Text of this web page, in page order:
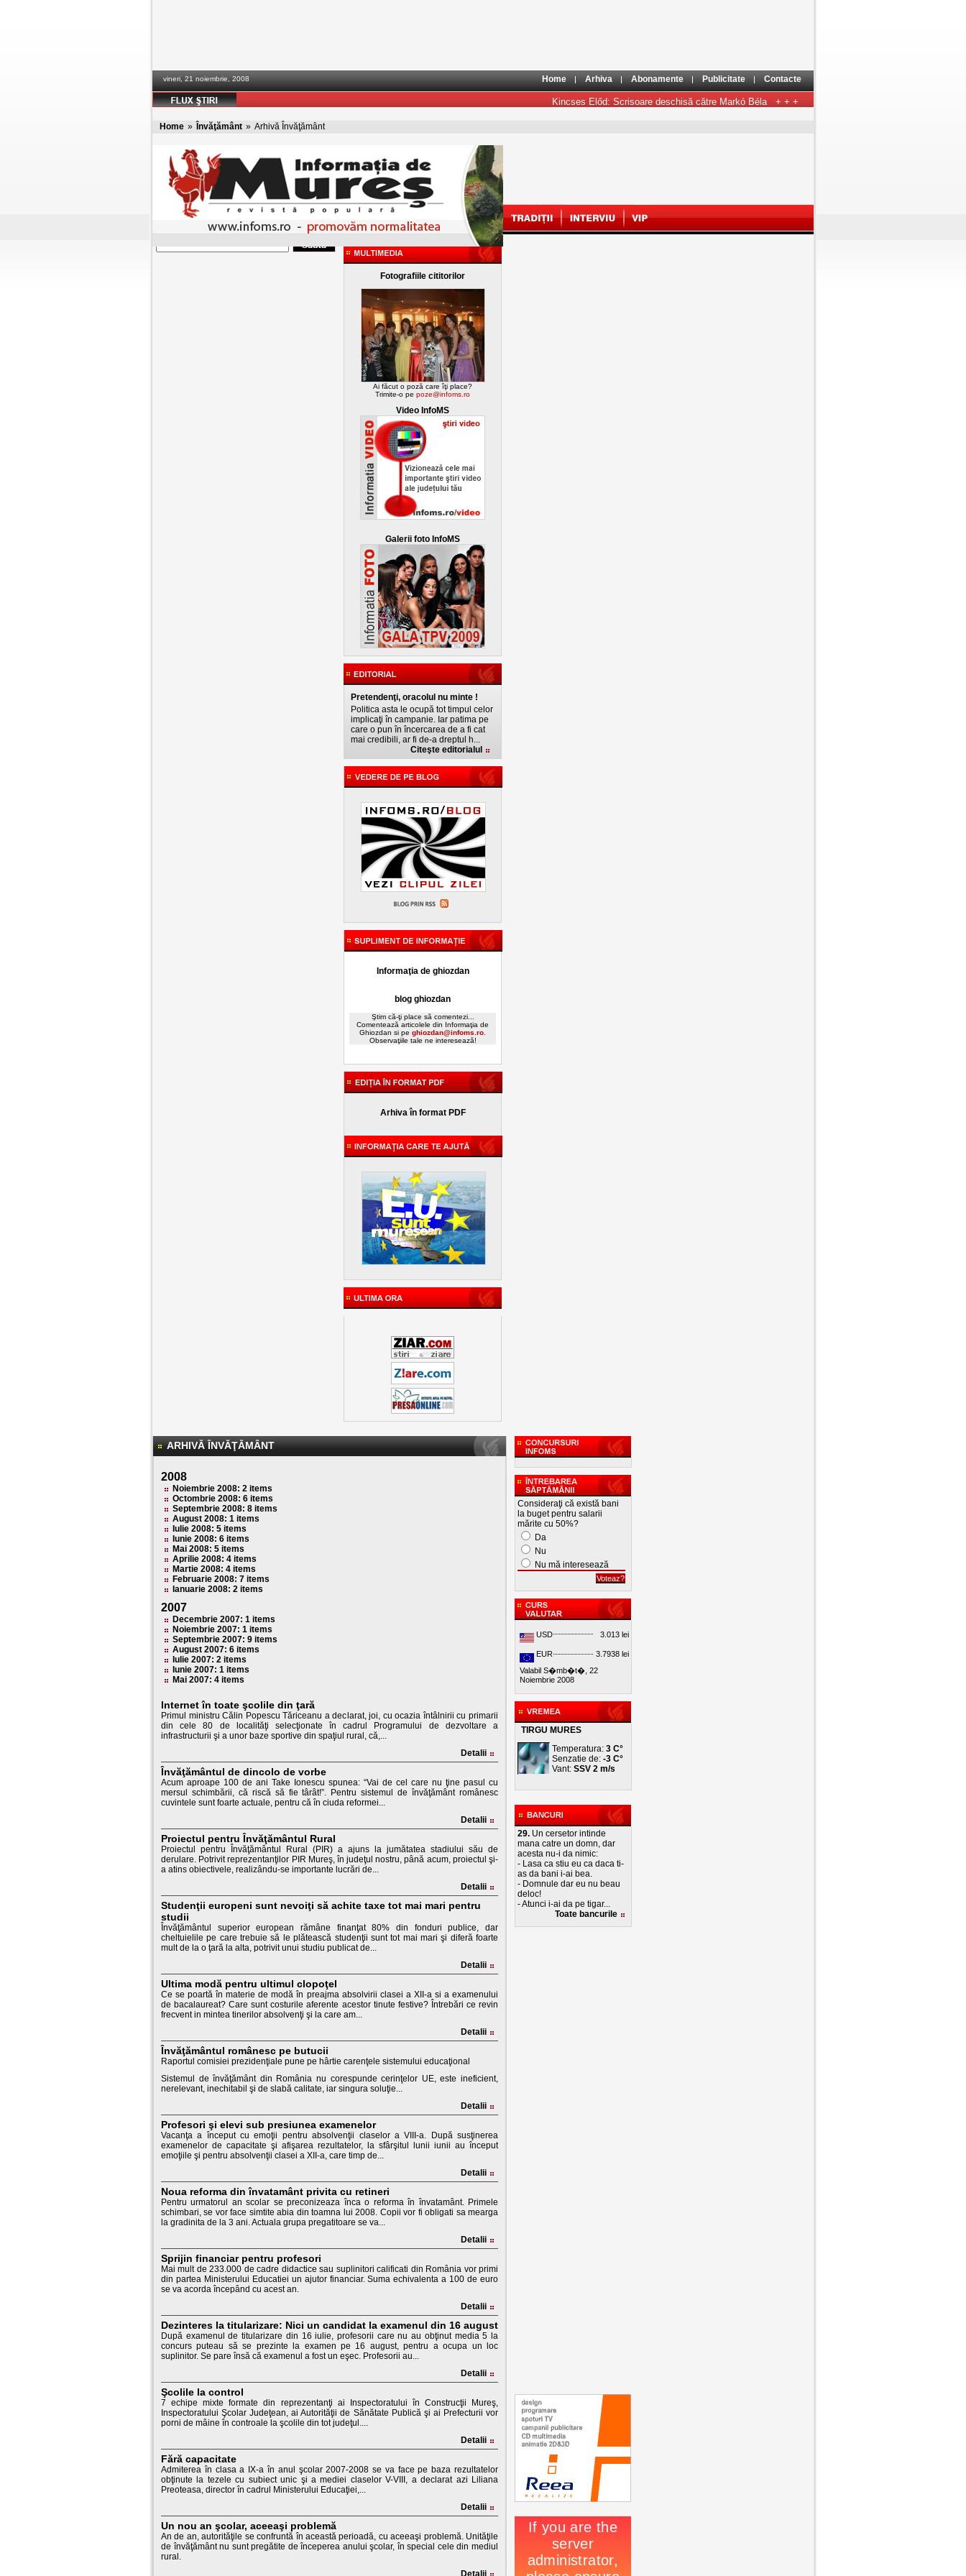
vineri, 21 noiembrie, 2008 Home Arhiva Abonamente Publicitate Contacte
Kincses Előd: Scrisoare deschisă către Markó Béla+ + + Horoscop - 18 noiembrie
Home » Învăţământ » Arhivă Învăţământ
Fotografiile cititorilor
Ai făcut o poză care îţi place?
Trimite-o pe poze@infoms.ro
Video InfoMS
Galerii foto InfoMS
Pretendenţi, oracolul nu minte !
Politica asta le ocupă tot timpul celor
implicaţi în campanie. Iar patima pe
care o pun în încercarea de a fi cat
mai credibili, ar fi de-a dreptul h...
Citeşte editorialul
Informaţia de ghiozdan
blog ghiozdan
Ştim că-ţi place să comentezi...
Comentează articolele din Informaţia de
Ghiozdan si pe ghiozdan@infoms.ro
Observaţiile tale ne interesează!
Arhiva în format PDF
ARHIVĂ ÎNVĂŢĂMÂNT
2008
Noiembrie 2008: 2 items
Octombrie 2008: 6 items
Septembrie 2008: 8 items
August 2008: 1 items
Iulie 2008: 5 items
Iunie 2008: 6 items
Mai 2008: 5 items
Aprilie 2008: 4 items
Martie 2008: 4 items
Februarie 2008: 7 items
Ianuarie 2008: 2 items
2007
Decembrie 2007: 1 items
Noiembrie 2007: 1 items
Septembrie 2007: 9 items
August 2007: 6 items
Iulie 2007: 2 items
Iunie 2007: 1 items
Mai 2007: 4 items
Internet în toate şcolile din ţară
Primul ministru Călin Popescu Tăriceanu a declarat, joi, cu ocazia întâlnirii cu primarii
din cele 80 de localităţi selecţionate în cadrul Programului de dezvoltare a
infrastructurii şi a unor baze sportive din spaţiul rural, că,...
Detalii
Învăţământul de dincolo de vorbe
Acum aproape 100 de ani Take Ionescu spunea: “Vai de cel care nu ţine pasul cu
mersul schimbării, că riscă să fie târât!”. Pentru sistemul de învăţământ românesc
cuvintele sunt foarte actuale, pentru că în ciuda reformei...
Detalii
Proiectul pentru Învăţământul Rural
Proiectul pentru Învăţământul Rural (PIR) a ajuns la jumătatea stadiului său de
derulare. Potrivit reprezentanţilor PIR Mureş, în judeţul nostru, până acum, proiectul şi-
a atins obiectivele, realizându-se importante lucrări de...
Detalii
Studenţii europeni sunt nevoiţi să achite taxe tot mai mari pentru
studii
Învăţământul superior european rămâne finanţat 80% din fonduri publice, dar
cheltuielile pe care trebuie să le plătească studenţii sunt tot mai mari şi diferă foarte
mult de la o ţară la alta, potrivit unui studiu publicat de...
Detalii
Ultima modă pentru ultimul clopoţel
Ce se poartă în materie de modă în preajma absolvirii clasei a XII-a si a examenului
de bacalaureat? Care sunt costurile aferente acestor tinute festive? Întrebări ce revin
frecvent in mintea tinerilor absolvenţi şi la care am...
Detalii
Învăţământul românesc pe butucii
Raportul comisiei prezidenţiale pune pe hârtie carenţele sistemului educaţional
Sistemul de învăţământ din România nu corespunde cerinţelor UE, este ineficient,
nerelevant, inechitabil şi de slabă calitate, iar singura soluţie...
Detalii
Profesori şi elevi sub presiunea examenelor
Vacanţa a început cu emoţii pentru absolvenţii claselor a VIII-a. După susţinerea
examenelor de capacitate şi afişarea rezultatelor, la sfârşitul lunii iunii au început
emoţiile şi pentru absolvenţii clasei a XII-a, care timp de...
Detalii
Noua reforma din învatamânt privita cu retineri
Pentru urmatorul an scolar se preconizeaza înca o reforma în învatamânt. Primele
schimbari, se vor face simtite abia din toamna lui 2008. Copii vor fi obligati sa mearga
la gradinita de la 3 ani. Actuala grupa pregatitoare se va...
Detalii
Sprijin financiar pentru profesori
Mai mult de 233.000 de cadre didactice sau suplinitori calificati din România vor primi
din partea Ministerului Educatiei un ajutor financiar. Suma echivalenta a 100 de euro
se va acorda începând cu acest an.
Detalii
Dezinteres la titularizare: Nici un candidat la examenul din 16 august
După examenul de titularizare din 16 iulie, profesorii care nu au obţinut media 5 la
concurs puteau să se prezinte la examen pe 16 august, pentru a ocupa un loc
suplinitor. Se pare însă că examenul a fost un eşec. Profesorii au...
Detalii
Şcolile la control
7 echipe mixte formate din reprezentanţi ai Inspectoratului în Construcţii Mureş,
Inspectoratului Şcolar Judeţean, ai Autorităţii de Sănătate Publică şi ai Prefecturii vor
porni de mâine în controale la şcolile din tot judeţul....
Detalii
Fără capacitate
Admiterea în clasa a IX-a în anul şcolar 2007-2008 se va face pe baza rezultatelor
obţinute la tezele cu subiect unic şi a mediei claselor V-VIII, a declarat azi Liliana
Preoteasa, director în cadrul Ministerului Educaţiei,...
Detalii
Un nou an şcolar, aceeaşi problemă
An de an, autorităţile se confruntă în această perioadă, cu aceeaşi problemă. Unităţile
de învăţământ nu sunt pregătite de începerea anului şcolar, în special cele din mediul
rural.
Detalii
Consideraţi că există bani
la buget pentru salarii
mărite cu 50%?
Da
Nu
Nu mă interesează
USD 3.013 lei
EUR
3.7938 lei
Valabil S�mb�t�, 22
Noiembrie 2008
TIRGU MURES
Temperatura: 3 C°
Senzatie de: -3 C°
Vant: SSV 2 m/s
29. Un cersetor intinde
mana catre un domn, dar
acesta nu-i da nimic:
- Lasa ca stiu eu ca daca ti-
as da bani i-ai bea.
- Domnule dar eu nu beau
deloc!
- Atunci i-ai da pe tigar...
Toate bancurile